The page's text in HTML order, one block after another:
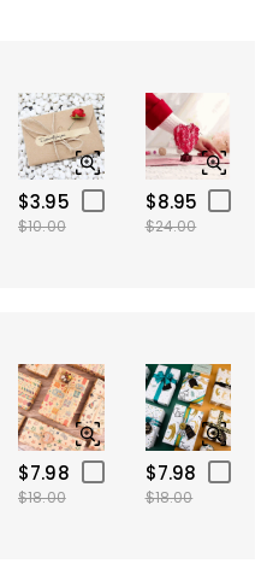
$3.95
$10.00
$8.95
$24.00
$7.98
$18.00
$7.98
$18.00